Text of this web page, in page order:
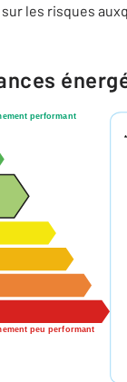
les risques
performant
peu performant
*